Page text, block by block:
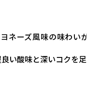
ネーズ風味の味わい
い酸味と深いコクを足